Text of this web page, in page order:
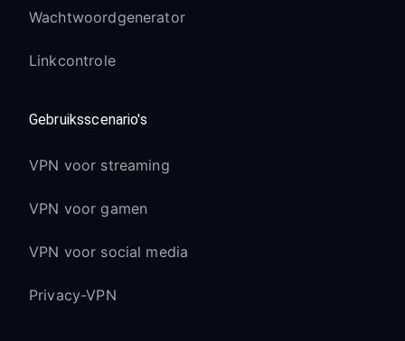
Wachtwoordgenerator
Linkcontrole
Gebruiksscenario's
VPN voor streaming
VPN voor gamen
VPN voor social media
Privacy-VPN